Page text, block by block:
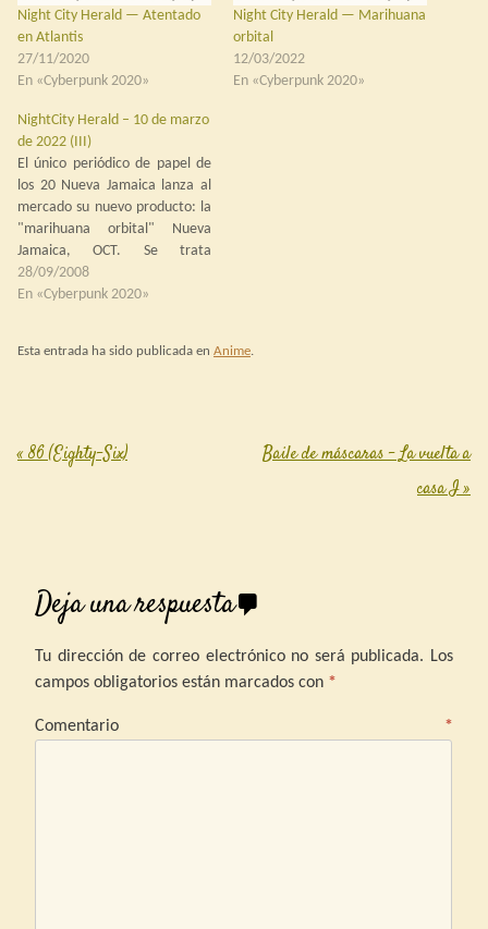
Night City Herald — Atentado
en Atlantis
27/11/2020
En «Cyberpunk 2020»
Night City Herald — Marihuana
orbital
12/03/2022
En «Cyberpunk 2020»
NightCity Herald – 10 de marzo
de 2022 (III)
El único periódico de papel de
los 20 Nueva Jamaica lanza al
mercado su nuevo producto: la
"marihuana orbital" Nueva
Jamaica, OCT. Se trata
simplemente de una variedad
de la veja cannabis sativa
ha causado furor en el
28/09/2008
En «Cyberpunk 2020»
Esta entrada ha sido publicada en Anime.
Post navigation
«86 (Eighty-Six)
Baile de máscaras – La vuelta a
casa I»
Deja una respuesta
Tu dirección de correo electrónico no será publicada. Los
campos obligatorios están marcados con *
Comentario *